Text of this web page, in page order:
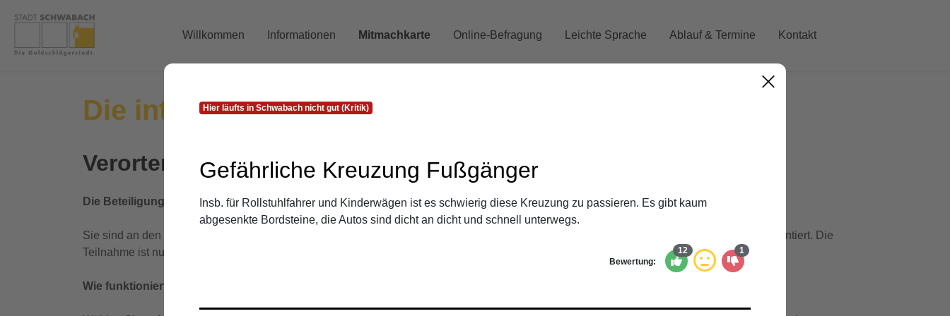
Informationen Mitmachkarte Online-Befragung Leichte Sprache Ablauf & Termine Kontakt
Willkommen
Die interaktive Karte zum Mitmachen
Verorten Sie, was Sie beschäftigt!
Die Beteiligung ist nun beendet. Wir bedanken uns für Ihr Engagement! Die Erkenntnisse aus der Mitmachkarte sindhier
Sie sind an den Ergebnissen der Beteiligung interessiert? Im Rahmen der Zukunftskonferenz werden die Ergebnisse der Mitmachkarte präsentiert. Die
Teilnahme ist nur mit vorheriger Anmeldung möglich. Die Anmeldung ist nun geschlossen.
Wie funktioniert die Karte genau?
Hier läufts in Schwabach nicht gut (Kritik)
Gefährliche Kreuzung Fußgänger
Insb. für Rollstuhlfahrer und Kinderwägen ist es schwierig diese Kreuzung zu passieren. Es gibt kaum
abgesenkte Bordsteine, die Autos sind dicht an dicht und schnell unterwegs.
Bewertung:
12 1